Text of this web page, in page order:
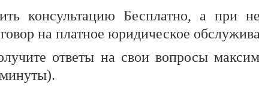
консультацию Бесплатно, а при
на платное юридическое
ответы на свои вопросы